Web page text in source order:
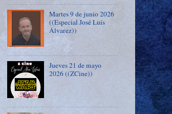
Martes 9 de junio 2026
((Especial José Luís
Álvarez))
Jueves 21 de mayo
2026 ((ZCine))